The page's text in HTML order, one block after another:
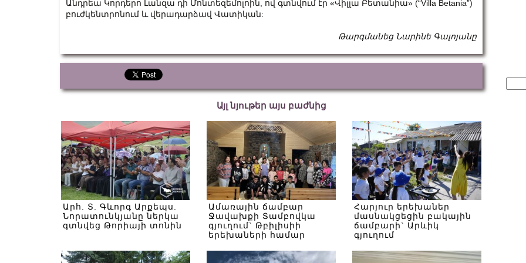
Անդրեա Կորդերո Լանզա դի Մոնտեզեմոլոին, ով գտնվում էր «Վիլլա Բետանիա» (“Villa Betania”)
բուժկենտրոնում և վերադարձավ Վատիկան:
Թարգմանեց Նարինե Գալոյանը
Այլ նյութեր այս բաժնից
Արհ. Տ. Գևորգ Արքեպս.
Նորատունկյանը ներկա
գտնվեց Թորիայի տոնին
Ամառային ճամբար
Ջավախքի Տամբովկա
գյուղում` Թբիլիսիի
երեխաների համար
Հարյուր երեխաներ
մասնակցեցին բակային
ճամբարի` Արևիկ
գյուղում
for: